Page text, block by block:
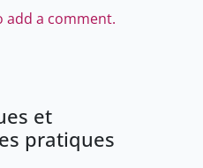
add a comment.
et
pratiques